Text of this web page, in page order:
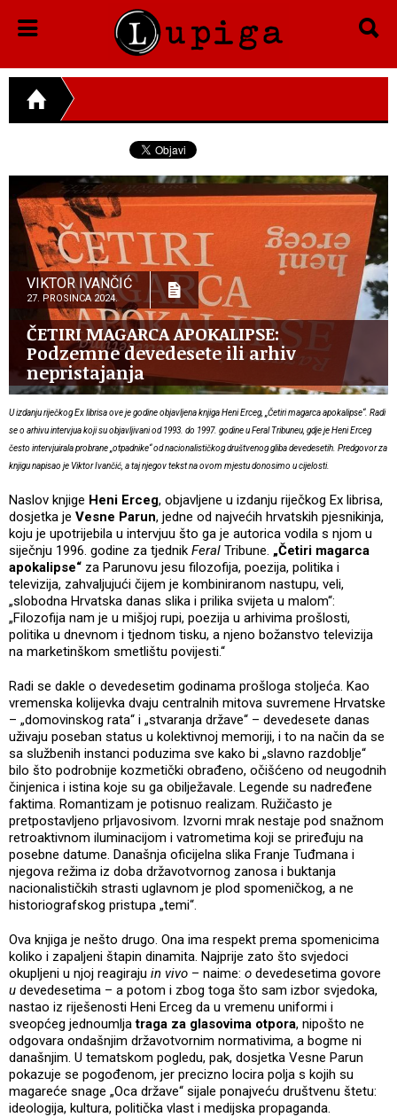
VIKTOR IVANČIĆ
27. PROSINCA 2024.
ČETIRI MAGARCA APOKALIPSE:
Podzemne devedesete ili arhiv
nepristajanja
U izdanju riječkog Ex librisa ove je godine objavljena knjiga Heni Erceg, „Četiri magarca apokalipse“. Radi
se o arhivu intervjua koji su objavljivani od 1993. do 1997. godine u Feral Tribuneu, gdje je Heni Erceg
često intervjuirala probrane „otpadnike“ od nacionalističkog društvenog gliba devedesetih. Predgovor za
knjigu napisao je Viktor Ivančić, a taj njegov tekst na ovom mjestu donosimo u cijelosti.
Naslov knjige Heni Erceg, objavljene u izdanju riječkog Ex librisa,
dosjetka je Vesne Parun, jedne od najvećih hrvatskih pjesnikinja,
koju je upotrijebila u intervjuu što ga je autorica vodila s njom u
siječnju 1996. godine za tjednik Feral Tribune. „Četiri magarca
apokalipse“ za Parunovu jesu filozofija, poezija, politika i
televizija, zahvaljujući čijem je kombiniranom nastupu, veli,
„slobodna Hrvatska danas slika i prilika svijeta u malom“:
„Filozofija nam je u mišjoj rupi, poezija u arhivima prošlosti,
politika u dnevnom i tjednom tisku, a njeno božanstvo televizija
na marketinškom smetlištu povijesti.“
Radi se dakle o devedesetim godinama prošloga stoljeća. Kao
vremenska kolijevka dvaju centralnih mitova suvremene Hrvatske
– „domovinskog rata“ i „stvaranja države“ – devedesete danas
uživaju poseban status u kolektivnoj memoriji, i to na način da se
sa službenih instanci poduzima sve kako bi „slavno razdoblje“
bilo što podrobnije kozmetički obrađeno, očišćeno od neugodnih
činjenica i istina koje su ga obilježavale. Legende su nadređene
faktima. Romantizam je potisnuo realizam. Ružičasto je
pretpostavljeno prljavosivom. Izvorni mrak nestaje pod snažnom
retroaktivnom iluminacijom i vatrometima koji se priređuju na
posebne datume. Današnja oficijelna slika Franje Tuđmana i
njegova režima iz doba državotvornog zanosa i buktanja
nacionalističkih strasti uglavnom je plod spomeničkog, a ne
historiografskog pristupa „temi“.
Ova knjiga je nešto drugo. Ona ima respekt prema spomenicima
koliko i zapaljeni štapin dinamita. Najprije zato što svjedoci
okupljeni u njoj reagiraju in vivo – naime: o devedesetima govore
u devedesetima – a potom i zbog toga što sam izbor svjedoka,
nastao iz riješenosti Heni Erceg da u vremenu uniformi i
sveopćeg jednoumljatraga za glasovima otpora, nipošto ne
odgovara ondašnjim državotvornim normativima, a bogme ni
današnjim. U tematskom pogledu, pak, dosjetka Vesne Parun
pokazuje se pogođenom, jer precizno locira polja s kojih su
magareće snage „Oca države“ sijale ponajveću društvenu štetu:
ideologija, kultura, politička vlast i medijska propaganda.